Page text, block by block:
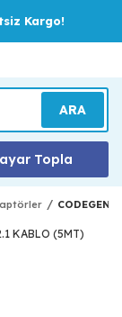
Kargo!
ARA
Topla
CODEGEN